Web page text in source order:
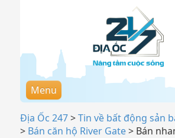
Menu
Địa Ốc 247>Tin về bất động sản
> Bán căn hộ River Gate> Bán